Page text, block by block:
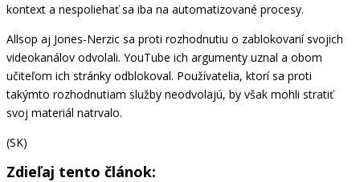
kontext a nespoliehať sa iba na automatizované procesy.
Allsop aj Jones-Nerzic sa proti rozhodnutiu o zablokovaní svojich
videokanálov odvolali. YouTube ich argumenty uznal a obom
učiteľom ich stránky odblokoval. Používatelia, ktorí sa proti
takýmto rozhodnutiam služby neodvolajú, by však mohli stratiť
svoj materiál natrvalo.
(SK)
Zdieľaj tento článok: